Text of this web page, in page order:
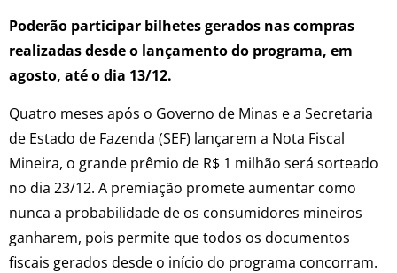
Poderão participar bilhetes gerados nas compras
realizadas desde o lançamento do programa, em
agosto, até o dia 13/12.
Quatro meses após o Governo de Minas e a Secretaria
de Estado de Fazenda (SEF) lançarem a Nota Fiscal
Mineira, o grande prêmio de R$ 1 milhão será sorteado
no dia 23/12. A premiação promete aumentar como
nunca a probabilidade de os consumidores mineiros
ganharem, pois permite que todos os documentos
fiscais gerados desde o início do programa concorram.